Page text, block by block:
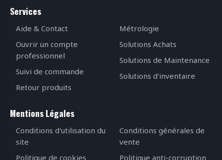
Services
Aide & Contact
Ouvrir un compte
professionnel
Suivi de commande
Retour produits
Métrologie
Solutions Achats
Solutions de Maintenance
Solutions d'inventaire
Mentions Légales
Conditions d'utilisation du
site
Politique de cookies
Conditions générales de
vente
Politique anti-corruption